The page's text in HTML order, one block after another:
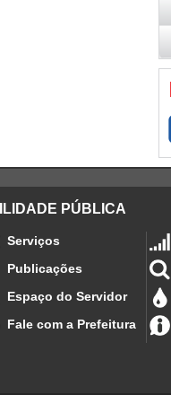
PÚBLICA
Serviços
Publicações
Espaço do Servidor
Fale com a Prefeitura